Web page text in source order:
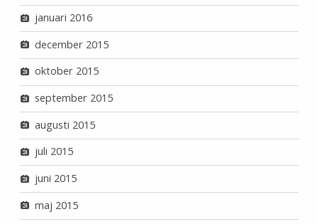
januari 2016
december 2015
oktober 2015
september 2015
augusti 2015
juli 2015
juni 2015
maj 2015